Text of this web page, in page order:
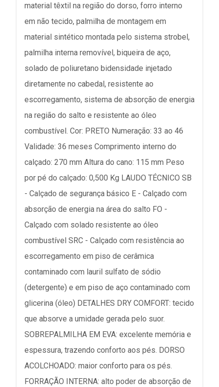
material têxtil na região do dorso, forro interno
em não tecido, palmilha de montagem em
material sintético montada pelo sistema strobel,
palmilha interna removível, biqueira de aço,
solado de poliuretano bidensidade injetado
diretamente no cabedal, resistente ao
escorregamento, sistema de absorção de energia
na região do salto e resistente ao óleo
combustível. Cor: PRETO Numeração: 33 ao 46
Validade: 36 meses Comprimento interno do
calçado: 270 mm Altura do cano: 115 mm Peso
por pé do calçado: 0,500 Kg LAUDO TÉCNICO SB
- Calçado de segurança básico E - Calçado com
absorção de energia na área do salto FO -
Calçado com solado resistente ao óleo
combustível SRC - Calçado com resistência ao
escorregamento em piso de cerâmica
contaminado com lauril sulfato de sódio
(detergente) e em piso de aço contaminado com
glicerina (óleo) DETALHES DRY COMFORT: tecido
que absorve a umidade gerada pelo suor.
SOBREPALMILHA EM EVA: excelente memória e
espessura, trazendo conforto aos pés. DORSO
ACOLCHOADO: maior conforto para os pés.
FORRAÇÃO INTERNA: alto poder de absorção de